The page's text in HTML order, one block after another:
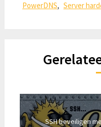
PowerDNS, Server
SSH beveiligen